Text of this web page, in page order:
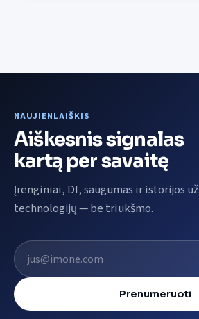
NAUJIENLAIŠKIS
Aiškesnis signalas
kartą per savaitę
Įrenginiai, DI, saugumas ir istorijos už
technologijų — be triukšmo.
El. pašto adresas
Prenumeruoti